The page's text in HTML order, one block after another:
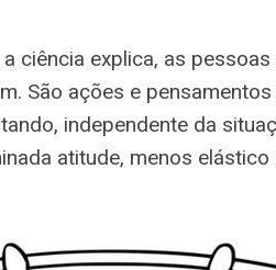
ciência explica, as
São ações e
independente da
atitude, menos elástico